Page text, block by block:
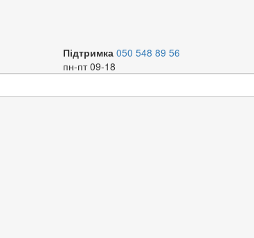
Підтримка 050 548 89 56
пн-пт 09-18